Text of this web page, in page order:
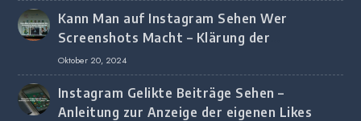
Kann Man auf Instagram Sehen Wer
Screenshots Macht – Klärung der
Screenshot-Erkennung
Oktober 20, 2024
Instagram Gelikte Beiträge Sehen –
Anleitung zur Anzeige der eigenen Likes